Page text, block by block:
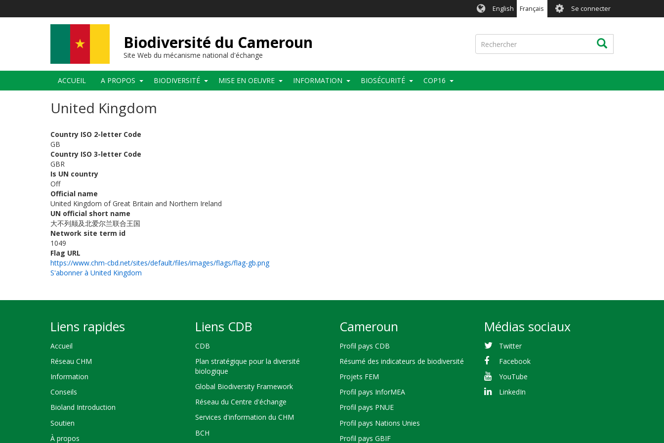
English Français User
account
menu
Se connecter
Biodiversité du Cameroun
Site Web du mécanisme national d'échange
Rechercher Rechercher
Main
navigation
ACCUEIL A PROPOS BIODIVERSITÉ MISE EN OEUVRE INFORMATION BIOSÉCURITÉ COP16
United Kingdom
Country ISO 2-letter Code
GB
Country ISO 3-letter Code
GBR
Is UN country
Off
Official name
United Kingdom of Great Britain and Northern Ireland
UN official short name
大不列颠及北爱尔兰联合王国
Network site term id
1049
Flag URL
https://www.chm-cbd.net/sites/default/files/images/flags/flag-gb.png
S'abonner à United Kingdom
Liens rapides
Accueil
Réseau CHM
Information
Conseils
Bioland Introduction
Soutien
À propos
Liens CDB
CDB
Plan stratégique pour la diversité
biologique
Global Biodiversity Framework
Réseau du Centre d'échange
Services d'information du CHM
BCH
Cameroun
Profil pays CDB
Résumé des indicateurs de biodiversité
Projets FEM
Profil pays InforMEA
Profil pays PNUE
Profil pays Nations Unies
Profil pays GBIF
Médias sociaux
Twitter
Facebook
YouTube
LinkedIn